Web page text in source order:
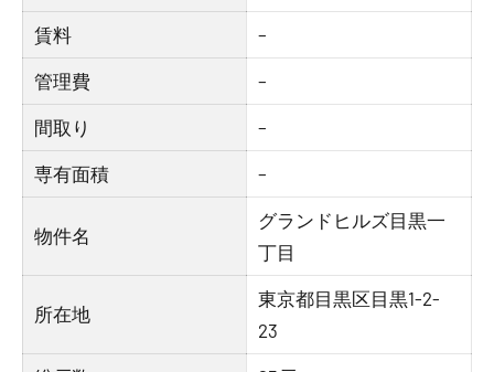
賃料 –
管理費 –
間取り –
専有面積 –
物件名
グランドヒルズ目黒一
丁目
所在地
東京都目黒区目黒1-2-
23